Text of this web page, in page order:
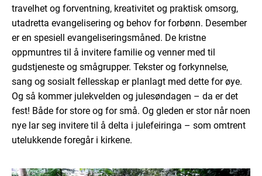
travelhet og forventning, kreativitet og praktisk omsorg,
utadretta evangelisering og behov for forbønn. Desember
er en spesiell evangeliseringsmåned. De kristne
oppmuntres til å invitere familie og venner med til
gudstjeneste og smågrupper. Tekster og forkynnelse,
sang og sosialt fellesskap er planlagt med dette for øye.
Og så kommer julekvelden og julesøndagen – da er det
fest! Både for store og for små. Og gleden er stor når noen
nye lar seg invitere til å delta i julefeiringa – som omtrent
utelukkende foregår i kirkene.